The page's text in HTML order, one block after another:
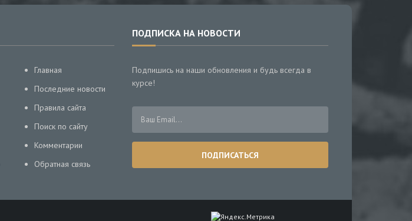
Главная
Последние новости
Правила сайта
Поиск по сайту
Комментарии
Обратная связь
ПОДПИСКА НА НОВОСТИ
Подпишись на наши обновления и будь всегда в
курсе!